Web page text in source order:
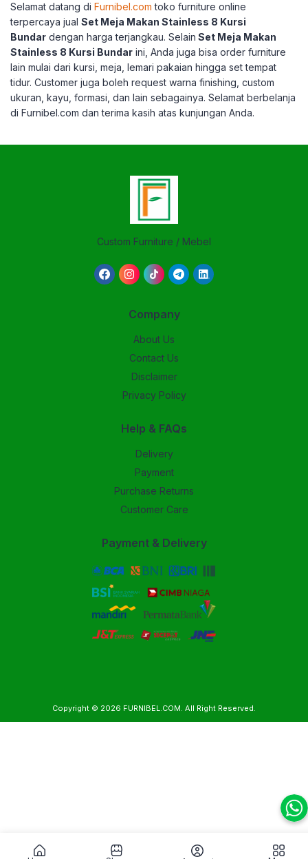
Selamat datang di Furnibel.com toko furniture online
terpercaya jual Set Meja Makan Stainless 8 Kursi
Bundar dengan harga terjangkau. Selain Set Meja Makan
Stainless 8 Kursi Bundar ini, Anda juga bisa order furniture
lain mulai dari kursi, meja, lemari pakaian hingga set tempat
tidur. Customer juga boleh request warna finishing, custom
ukuran, kayu, formasi, dan lain sebagainya. Selamat berbelanja
di Furnibel.com dan terima kasih atas kunjungan Anda.
Custom Furniture / Mebel
Company
About Us
Contact Us
Disclaimer
Privacy Policy
Help & FAQs
Delivery
Payment
Purchase Returns
Customer Care
Payment & Delivery
Copyright © 2026 FURNIBEL.COM. All Right Reserved.